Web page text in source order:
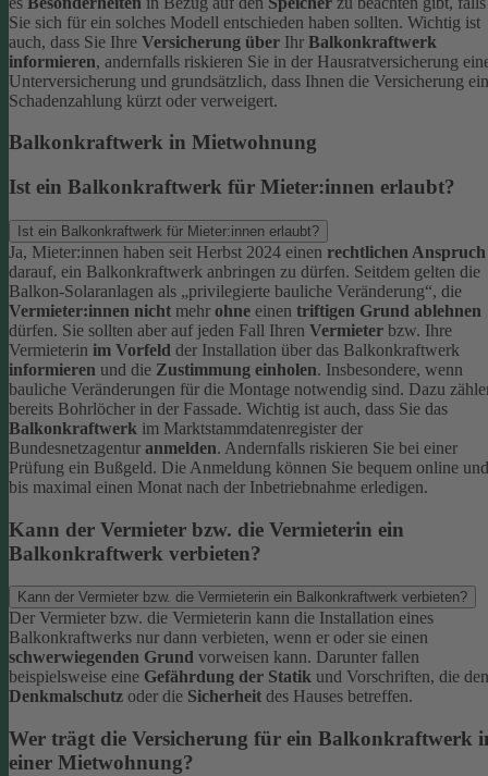
Sie sich für ein solches Modell entschieden haben sollten. Wichtig ist
auch, dass Sie Ihre Versicherung über Ihr Balkonkraftwerk
informieren, andernfalls riskieren Sie in der Hausratversicherung
Unterversicherung und grundsätzlich, dass Ihnen die Versicherung
Schadenzahlung kürzt oder verweigert.
Balkonkraftwerk in Mietwohnung
Ist ein Balkonkraftwerk für Mieter:innen erlaubt?
Ist ein Balkonkraftwerk für Mieter:innen erlaubt?
Ja, Mieter:innen haben seit Herbst 2024 einen rechtlichen Anspruch
darauf, ein Balkonkraftwerk anbringen zu dürfen. Seitdem gelten die
Balkon-Solaranlagen als „privilegierte bauliche Veränderung“, die
Vermieter:innen nicht mehr ohne einen triftigen Grund ablehnen
dürfen. Sie sollten aber auf jeden Fall Ihren Vermieter bzw. Ihre
Vermieterin im Vorfeld der Installation über das Balkonkraftwerk
informieren und die Zustimmung einholen. Insbesondere, wenn
bauliche Veränderungen für die Montage notwendig sind. Dazu
bereits Bohrlöcher in der Fassade. Wichtig ist auch, dass Sie das
Balkonkraftwerk im Marktstammdatenregister der
Bundesnetzagentur anmelden. Andernfalls riskieren Sie bei einer
Prüfung ein Bußgeld. Die Anmeldung können Sie bequem online und
bis maximal einen Monat nach der Inbetriebnahme erledigen.
Kann der Vermieter bzw. die Vermieterin ein
Balkonkraftwerk verbieten?
Kann der Vermieter bzw. die Vermieterin ein Balkonkraftwerk verbieten?
Der Vermieter bzw. die Vermieterin kann die Installation eines
Balkonkraftwerks nur dann verbieten, wenn er oder sie einen
schwerwiegenden Grund vorweisen kann. Darunter fallen
beispielsweise eine Gefährdung der Statik und Vorschriften, die den
Denkmalschutz oder die Sicherheit des Hauses betreffen.
Wer trägt die Versicherung für ein Balkonkraftwerk
einer Mietwohnung?